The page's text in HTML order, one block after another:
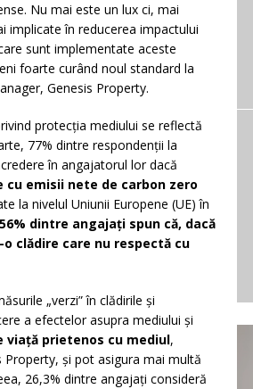
Nu mai este un lux ci, mai
implicate în reducerea impactului
sunt implementate aceste
foarte curând noul standard la
Genesis Property.
protecția mediului se reflectă
77% dintre respondenții la
în angajatorul lor dacă
cu emisii nete de carbon zero
la nivelul Uniunii Europene (UE) în
dintre angajați spun că, dacă
clădire care nu respectă cu
„verzi” în clădirile și
a efectelor asupra mediului și
viață prietenos cu mediul,
Property, și pot asigura mai multă
26,3% dintre angajați consideră